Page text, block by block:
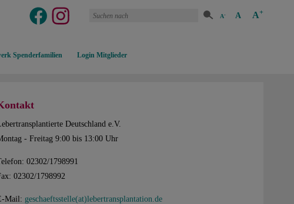
Spenderfamilien Login Mitglieder
A- A A+
Deutschland e.V.
- Freitag 9:00 bis 13:00 Uhr
02302/1798991
02302/1798992
Mail: geschaeftsstelle(at)lebertransplantation.de